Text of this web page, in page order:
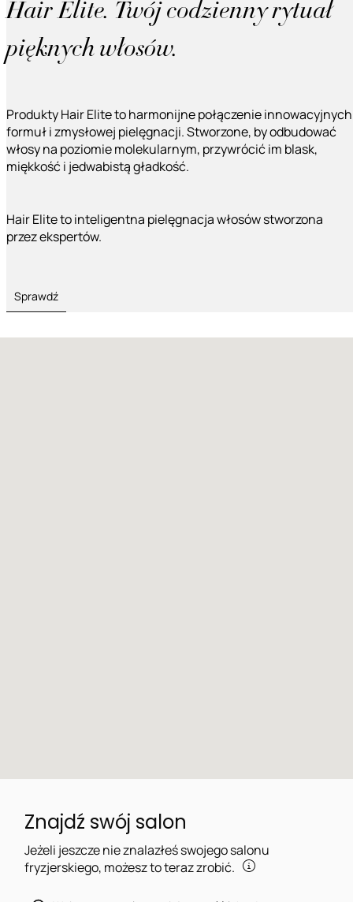
Hair Elite. Twój codzienny rytuał
pięknych włosów.
Produkty Hair Elite to harmonijne połączenie innowacyjnych
formuł i zmysłowej pielęgnacji. Stworzone, by odbudować
włosy na poziomie molekularnym, przywrócić im blask,
miękkość i jedwabistą gładkość.
Hair Elite to inteligentna pielęgnacja włosów stworzona
przez ekspertów.
Sprawdź
Znajdź swój salon
Jeżeli jeszcze nie znalazłeś swojego salonu
fryzjerskiego, możesz to teraz zrobić.